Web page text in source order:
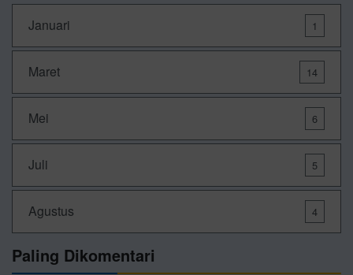
Januari 1
Maret 14
Mei 6
Juli 5
Agustus 4
Paling Dikomentari